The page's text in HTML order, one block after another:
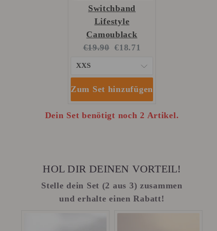
Switchband
Lifestyle
Camoublack
Original
€19.90 Current
€18.71
Zum Set hinzufügen
Dein Set benötigt noch 2 Artikel.
HOL DIR DEINEN VORTEIL!
Stelle dein Set (2 aus 3) zusammen
und erhalte einen Rabatt!